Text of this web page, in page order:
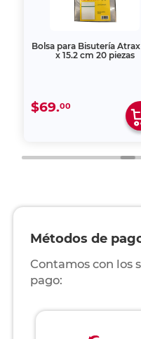
Bolsa para Bisutería Atrax
x 15.2 cm 20 piezas
$69.00
Métodos de
Contamos con los
pago: